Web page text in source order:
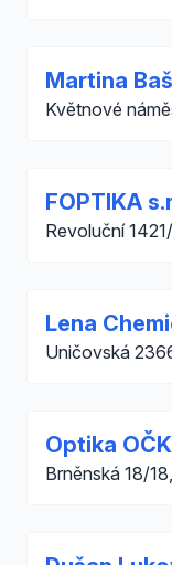
Martina
Květnové
FOPTIKA
Revoluční
Lena
Uničovská
Optika
Brněnská 18/